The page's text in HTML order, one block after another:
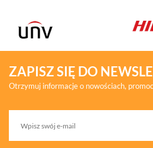
ZAPISZ SIĘ DO
Otrzymuj informacje o nowościach,